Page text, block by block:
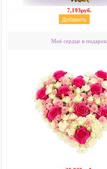
7,193руб.
Моё сердце в подарок.